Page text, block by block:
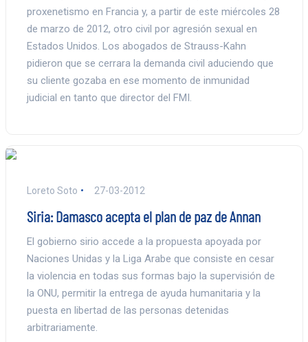
proxenetismo en Francia y, a partir de este miércoles 28
de marzo de 2012, otro civil por agresión sexual en
Estados Unidos. Los abogados de Strauss-Kahn
pidieron que se cerrara la demanda civil aduciendo que
su cliente gozaba en ese momento de inmunidad
judicial en tanto que director del FMI.
Loreto Soto 27-03-2012
Siria: Damasco acepta el plan de paz de Annan
El gobierno sirio accede a la propuesta apoyada por
Naciones Unidas y la Liga Arabe que consiste en cesar
la violencia en todas sus formas bajo la supervisión de
la ONU, permitir la entrega de ayuda humanitaria y la
puesta en libertad de las personas detenidas
arbitrariamente.